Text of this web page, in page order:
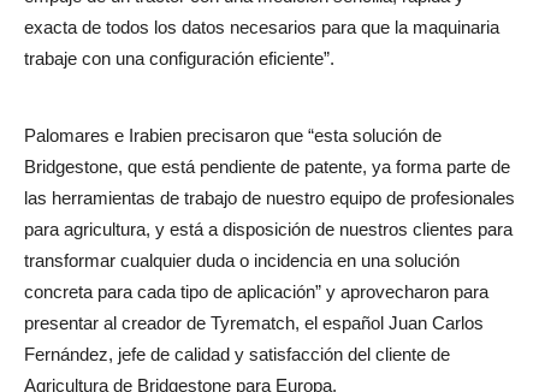
exacta de todos los datos necesarios para que la maquinaria
trabaje con una configuración eficiente”.
Palomares e Irabien precisaron que “esta solución de
Bridgestone, que está pendiente de patente, ya forma parte de
las herramientas de trabajo de nuestro equipo de profesionales
para agricultura, y está a disposición de nuestros clientes para
transformar cualquier duda o incidencia en una solución
concreta para cada tipo de aplicación” y aprovecharon para
presentar al creador de Tyrematch, el español Juan Carlos
Fernández, jefe de calidad y satisfacción del cliente de
Agricultura de Bridgestone para Europa.